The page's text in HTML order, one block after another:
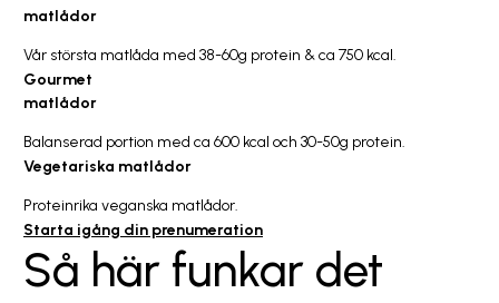
matlådor
Vår största matlåda med 38-60g protein & ca 750 kcal.
Gourmet
matlådor
Balanserad portion med ca 600 kcal och 30-50g protein.
Vegetariska matlådor
Proteinrika veganska matlådor.
Starta igång din prenumeration
Så här funkar det​​